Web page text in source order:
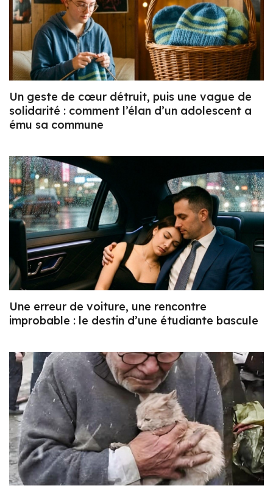
Un geste de cœur détruit, puis une vague de
solidarité : comment l’élan d’un adolescent a
ému sa commune
Une erreur de voiture, une rencontre
improbable : le destin d’une étudiante bascule